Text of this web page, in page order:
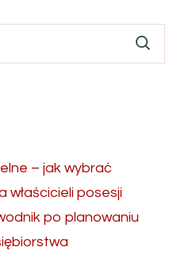
– jak wybrać
właścicieli posesji
po planowaniu